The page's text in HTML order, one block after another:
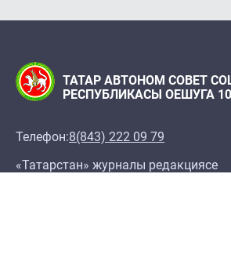
ТАТАР АВТОНОМ СОВЕТ
РЕСПУБЛИКАСЫ ОЕШУГА
Телефон:8(843) 222 09 79
«Татарстан» журналы редакциясе